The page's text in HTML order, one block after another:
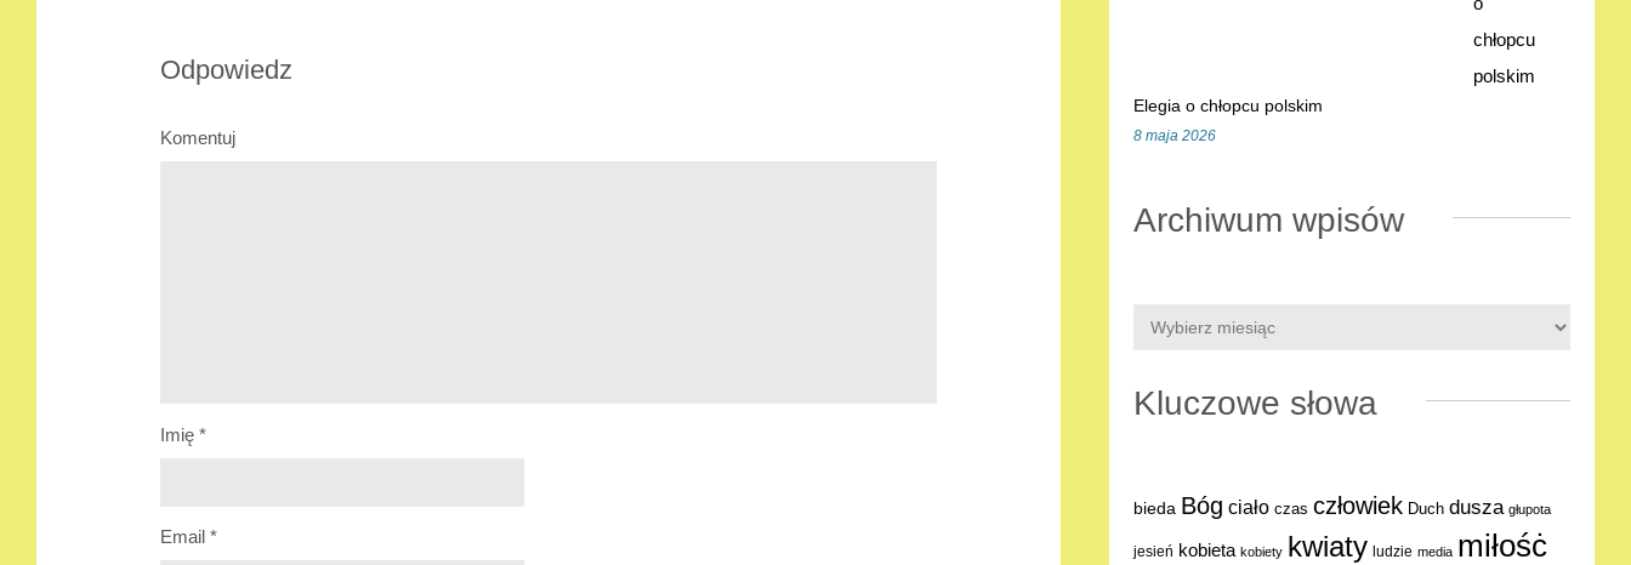
Odpowiedz
Komentuj
Imię *
Email *
Elegia o chłopcu polskim
8 maja 2026
Archiwum wpisów
Kluczowe słowa
bieda Bóg ciało czas człowiek Duch dusza głupota
jesień kobieta kobiety kwiaty ludzie media miłośċ